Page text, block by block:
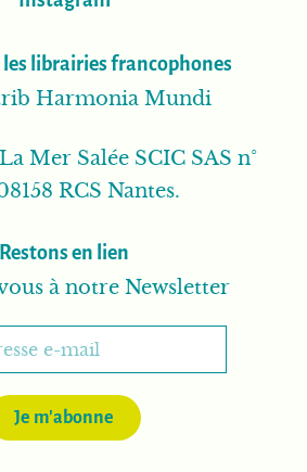
librairies francophones
Harmonia Mundi
Mer Salée SCIC SAS n°
RCS Nantes.
Restons en lien
à notre Newsletter
Je m'abonne